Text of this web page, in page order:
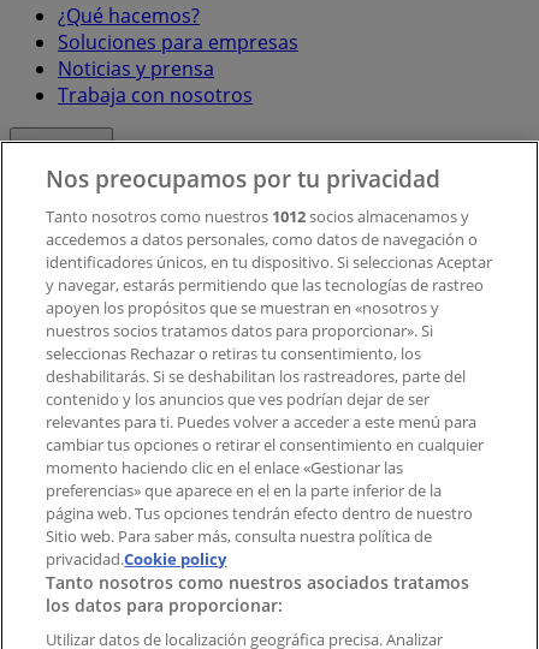
¿Qué hacemos?
Soluciones para empresas
Noticias y prensa
Trabaja con nosotros
Contacto comercial y de marketing
Tienda mal colocada en el mapa
Notificar un folleto
¿Encontraste un problema en la web o en la
aplicación?
Índices
Marcas
Marcas locales
Negocios
Negocios cercanos
Productos
Productos locales
Nos preocupamos por tu privacidad
Tanto nosotros como nuestros 1012socios almacenamos y
accedemos a datos personales, como datos de navegación o
identificadores únicos, en tu dispositivo. Si seleccionas Aceptar
y navegar, estarás permitiendo que las tecnologías de rastreo
apoyen los propósitos que se muestran en «nosotros y
nuestros socios tratamos datos para proporcionar». Si
seleccionas Rechazar o retiras tu consentimiento, los
deshabilitarás. Si se deshabilitan los rastreadores, parte del
contenido y los anuncios que ves podrían dejar de ser
relevantes para ti. Puedes volver a acceder a este menú para
cambiar tus opciones o retirar el consentimiento en cualquier
momento haciendo clic en el enlace «Gestionar las
preferencias» que aparece en el en la parte inferior de la
página web. Tus opciones tendrán efecto dentro de nuestro
Sitio web. Para saber más, consulta nuestra política de
privacidad.Cookie policy
Tanto nosotros como nuestros asociados tratamos
los datos para proporcionar:
Utilizar datos de localización geográfica precisa. Analizar